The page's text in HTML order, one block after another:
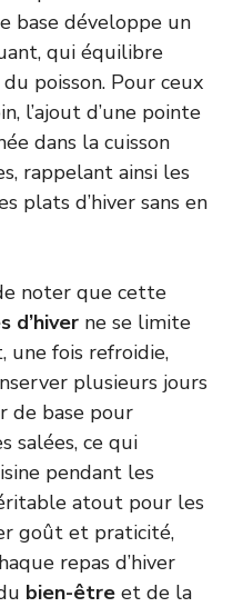
base développe un
qui équilibre
poisson. Pour ceux
l’ajout d’une pointe
dans la cuisson
rappelant ainsi les
plats d’hiver sans en
noter que cette
d’hiver ne se limite
une fois refroidie,
plusieurs jours
de base pour
salées, ce qui
pendant les
atout pour les
goût et praticité,
repas d’hiver
bien-être et de la